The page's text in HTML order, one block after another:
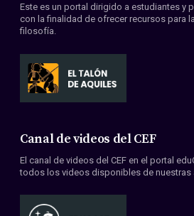
Convenios
Este es un portal dirigido a estudiantes y
con la finalidad de ofrecer recursos para
filosofía.
Canal de videos del CEF
El canal de videos del CEF en el portal
todos los videos disponibles de nuestras